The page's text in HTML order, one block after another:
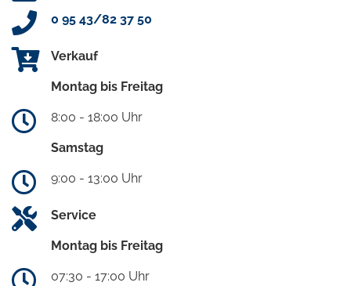
0 95 43/82 37 50
Verkauf
Montag bis Freitag
8:00 - 18:00 Uhr
Samstag
9:00 - 13:00 Uhr
Service
Montag bis Freitag
07:30 - 17:00 Uhr